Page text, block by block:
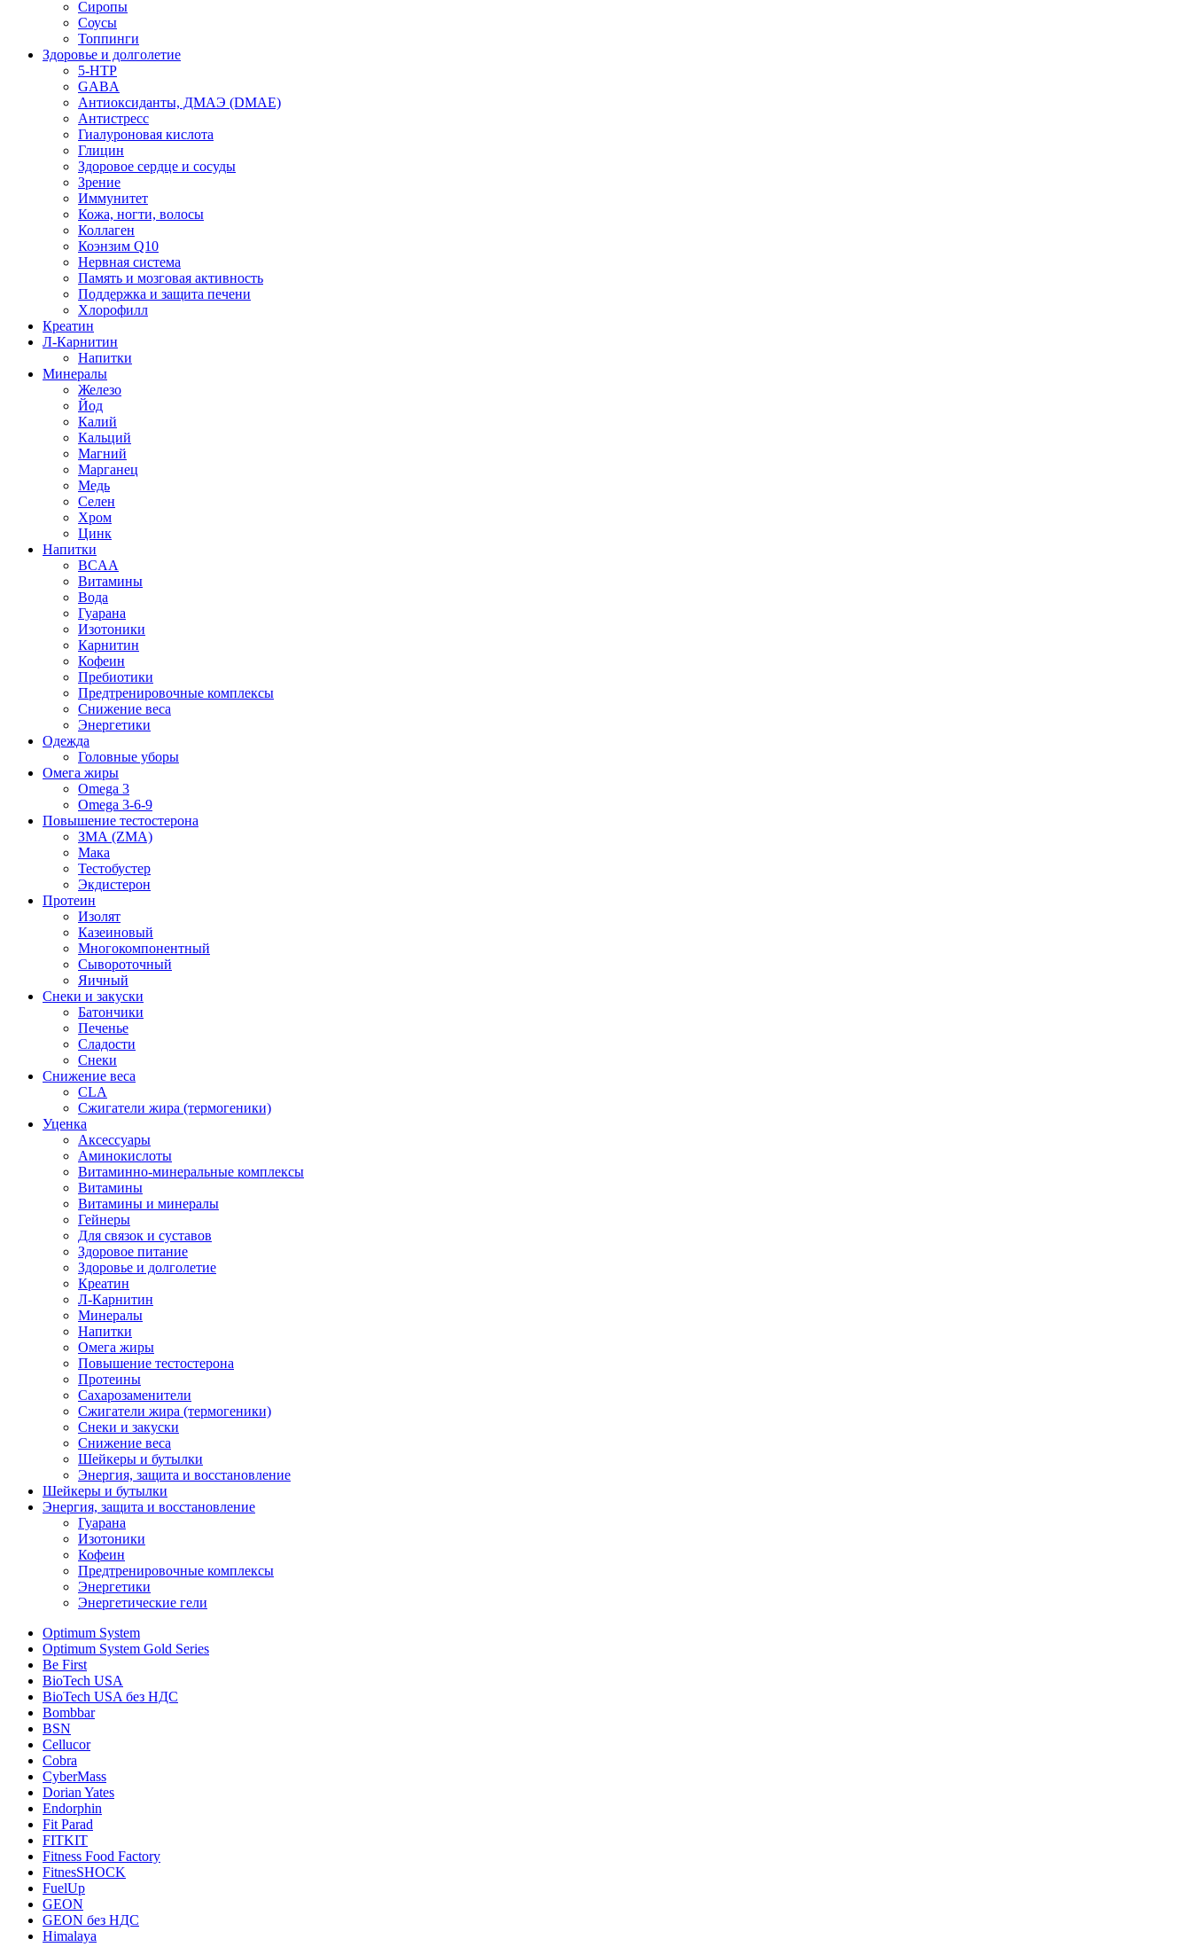
Сиропы
Соусы
Топпинги
Здоровье и долголетие
5-HTP
GABA
Антиоксиданты, ДМАЭ (DMAE)
Антистресс
Гиалуроновая кислота
Глицин
Здоровое сердце и сосуды
Зрение
Иммунитет
Кожа, ногти, волосы
Коллаген
Коэнзим Q10
Нервная система
Память и мозговая активность
Поддержка и защита печени
Хлорофилл
Креатин
Л-Карнитин
Напитки
Минералы
Железо
Йод
Калий
Кальций
Магний
Марганец
Медь
Селен
Хром
Цинк
Напитки
BCAA
Витамины
Вода
Гуарана
Изотоники
Карнитин
Кофеин
Пребиотики
Предтренировочные комплексы
Снижение веса
Энергетики
Одежда
Головные уборы
Омега жиры
Omega 3
Omega 3-6-9
Повышение тестостерона
ЗМА (ZMA)
Мака
Тестобустер
Экдистерон
Протеин
Изолят
Казеиновый
Многокомпонентный
Сывороточный
Яичный
Снеки и закуски
Батончики
Печенье
Сладости
Снеки
Снижение веса
CLA
Сжигатели жира (термогеники)
Уценка
Аксессуары
Аминокислоты
Витаминно-минеральные комплексы
Витамины
Витамины и минералы
Гейнеры
Для связок и суставов
Здоровое питание
Здоровье и долголетие
Креатин
Л-Карнитин
Минералы
Напитки
Омега жиры
Повышение тестостерона
Протеины
Сахарозаменители
Сжигатели жира (термогеники)
Снеки и закуски
Снижение веса
Шейкеры и бутылки
Энергия, защита и восстановление
Шейкеры и бутылки
Энергия, защита и восстановление
Гуарана
Изотоники
Кофеин
Предтренировочные комплексы
Энергетики
Энергетические гели
Optimum System
Optimum System Gold Series
Be First
BioTech USA
BioTech USA без НДС
Bombbar
BSN
Cellucor
Cobra
CyberMass
Dorian Yates
Endorphin
Fit Parad
FITKIT
Fitness Food Factory
FitnesSHOCK
FuelUp
GEON
GEON без НДС
Himalaya